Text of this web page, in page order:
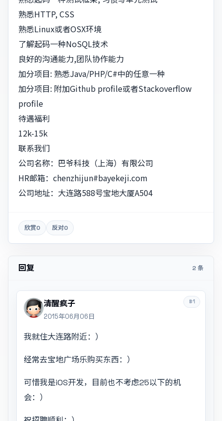
熟悉HTTP, CSS
熟悉Linux或者OSX环境
了解起码一种NoSQL技术
良好的沟通能力,团队协作能力
加分项目: 熟悉Java/PHP/C#中的任意一种
加分项目: 附加Github profile或者Stackoverflow
profile
待遇福利
12k-15k
联系我们
公司名称：巴爷科技（上海）有限公司
HR邮箱： chenzhijun#bayekeji.com
公司地址：大连路588号宝地大厦A504
欣赏0 反对0
回复 2 条
#1
清醒疯子
2015年06月06日
我就住大连路附近：）
经常去宝地广场乐购买东西：）
可惜我是iOS开发，目前也不考虑25以下的机
会：）